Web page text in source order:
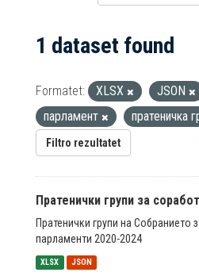
1 dataset found
Formatet: XLSX JSON
парламент
пратеничка
Filtro rezultatet
Пратенички групи за
Пратенички групи на Собранието
парламенти 2020-2024
XLSX JSON